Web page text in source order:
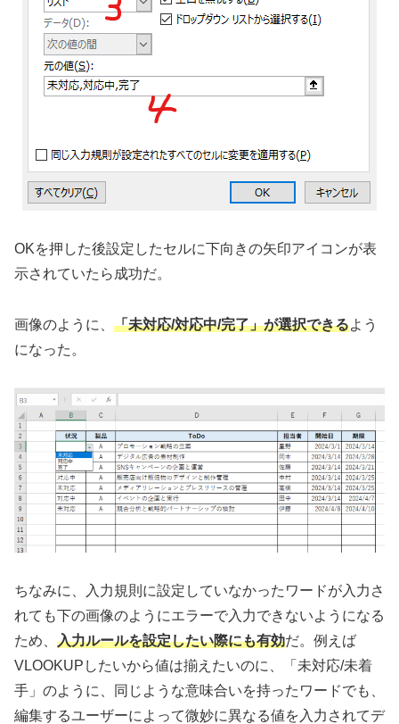
OKを押した後設定したセルに下向きの矢印アイコンが表
示されていたら成功だ。
画像のように、 「未対応/対応中/完了」が選択できるよう
になった。
ちなみに、入力規則に設定していなかったワードが入力さ
れても下の画像のようにエラーで入力できないようになる
ため、 入力ルールを設定したい際にも有効だ。例えば
VLOOKUPしたいから値は揃えたいのに、「未対応/未着
手」のように、同じような意味合いを持ったワードでも、
編集するユーザーによって微妙に異なる値を入力されてデ